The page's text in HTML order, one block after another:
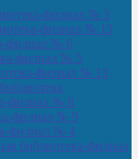
филиал № 3
филиал № 15
филиал № 6
филиал № 5
филиал № 13
филиал № 8
филиал № 9
филиал № 4
библиотека-филиал